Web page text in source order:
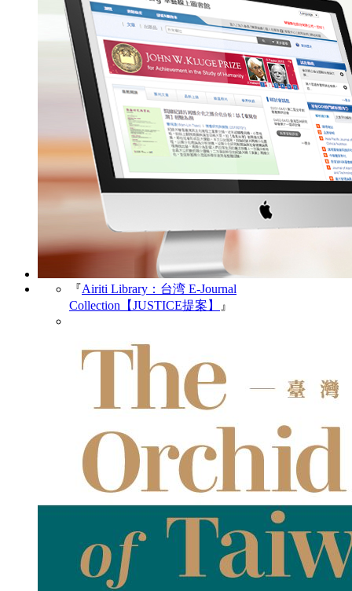
『Airiti Library：台湾 E-Journal
Collection【JUSTICE提案】
』